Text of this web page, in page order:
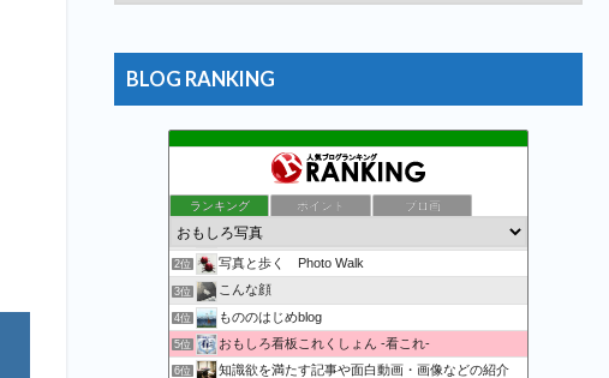
BLOG RANKING
ランキング ポイント ブロ画
1位 万物秘宝館
2位 写真と歩く Photo Walk
3位 こんな顔
4位 もののはじめblog
5位 おもしろ看板これくしょん -看これ-
6位 知識欲を満たす記事や面白動画・画像などの紹介